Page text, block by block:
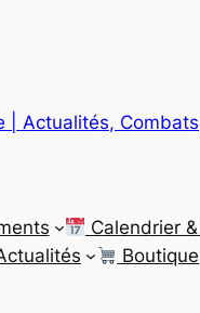
| Actualités,
Calendrier
Boutique